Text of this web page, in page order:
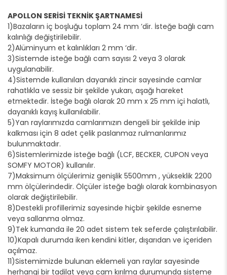
APOLLON SERİSİ TEKNİK ŞARTNAMESİ
1)Bazaların iç boşluğu toplam 24 mm ’dir. İsteğe bağlı cam
kalınlığı değiştirilebilir.
2)Alüminyum et kalınlıkları 2 mm ‘dir.
3)Sistemde isteğe bağlı cam sayısı 2 veya 3 olarak
uygulanabilir.
4)Sistemde kullanılan dayanıklı zincir sayesinde camlar
rahatlıkla ve sessiz bir şekilde yukarı, aşağı hareket
etmektedir. İsteğe bağlı olarak 20 mm x 25 mm içi halatlı,
dayanıklı kayış kullanılabilir.
5)Yan raylarımızda camlarımızın dengeli bir şekilde inip
kalkması için 8 adet çelik paslanmaz rulmanlarımız
bulunmaktadır.
6)Sistemlerimizde isteğe bağlı (LCF, BECKER, CUPON veya
SOMFY MOTOR) kullanılır.
7)Maksimum ölçülerimiz genişlik 5500mm , yükseklik 2200
mm ölçülerindedir. Ölçüler isteğe bağlı olarak kombinasyon
olarak değiştirilebilir.
8)Destekli profillerimiz sayesinde hiçbir şekilde esneme
veya sallanma olmaz.
9)Tek kumanda ile 20 adet sistem tek seferde çalıştırılabilir.
10)Kapalı durumda iken kendini kitler, dışarıdan ve içeriden
açılmaz.
11)Sistemimizde bulunan eklemeli yan raylar sayesinde
herhangi bir tadilat veya cam kırılma durumunda sisteme